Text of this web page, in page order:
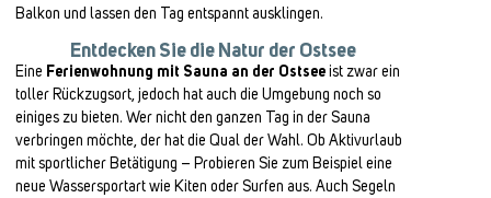
Balkon und lassen den Tag entspannt ausklingen.
Entdecken Sie die Natur der Ostsee
Eine Ferienwohnung mit Sauna an der Ostsee ist zwar ein
toller Rückzugsort, jedoch hat auch die Umgebung noch so
einiges zu bieten. Wer nicht den ganzen Tag in der Sauna
verbringen möchte, der hat die Qual der Wahl. Ob Aktivurlaub
mit sportlicher Betätigung – Probieren Sie zum Beispiel eine
neue Wassersportart wie Kiten oder Surfen aus. Auch Segeln